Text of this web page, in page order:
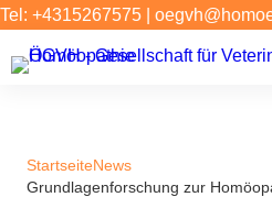
Tel: +4315267575
Tierarzt-Suche
Forschung
StartseiteNews
Grundlagenforschung zur